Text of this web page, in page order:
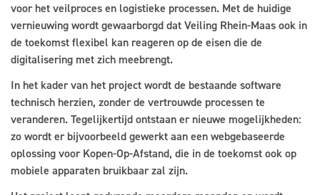
voor het veilproces en logistieke processen. Met de huidige
vernieuwing wordt gewaarborgd dat Veiling Rhein-Maas ook in
de toekomst flexibel kan reageren op de eisen die de
digitalisering met zich meebrengt.
In het kader van het project wordt de bestaande software
technisch herzien, zonder de vertrouwde processen te
veranderen. Tegelijkertijd ontstaan er nieuwe mogelijkheden:
zo wordt er bijvoorbeeld gewerkt aan een webgebaseerde
oplossing voor Kopen-Op-Afstand, die in de toekomst ook op
mobiele apparaten bruikbaar zal zijn.